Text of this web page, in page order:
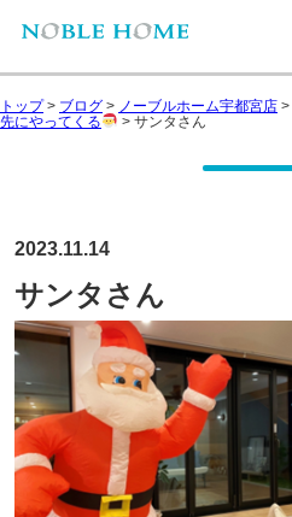
トップ> ブログ > ノーブルホーム宇都宮店 >
先にやってくる
> サンタさん
2023.11.14
サンタさん